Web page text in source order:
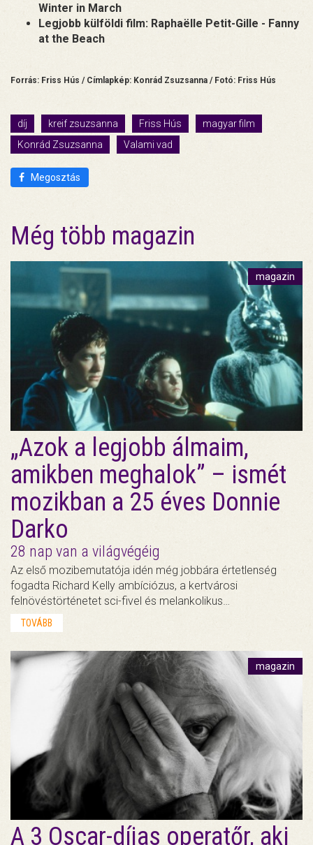
Winter in March
Legjobb külföldi film: Raphaëlle Petit-Gille - Fanny
at the Beach
Forrás: Friss Hús / Címlapkép: Konrád Zsuzsanna / Fotó: Friss Hús
díj kreif zsuzsanna Friss Hús
magyar film
Konrád Zsuzsanna
Valami vad
Megosztás
Még több magazin
magazin
„Azok a legjobb álmaim,
amikben meghalok” – ismét
mozikban a 25 éves Donnie
Darko
28 nap van a világvégéig
Az első mozibemutatója idén még jobbára értetlenség
fogadta Richard Kelly ambíciózus, a kertvárosi
felnövéstörténetet sci-fivel és melankolikus…
TOVÁBB
magazin
A 3 Oscar-díjas operatőr, aki